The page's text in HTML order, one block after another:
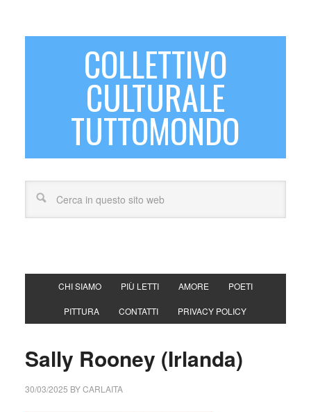
COLLETTIVO
CULTURALE
TUTTOMONDO
CHI SIAMO PIÙ LETTI AMORE POETI
PITTURA CONTATTI PRIVACY POLICY
Sally Rooney (Irlanda)
30/03/2025 BYCARLAITA